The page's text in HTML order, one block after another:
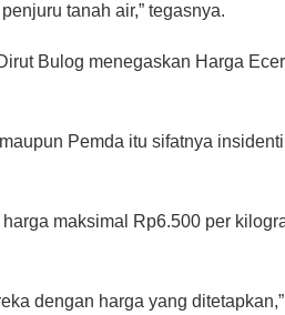
tanah air,” tegasnya.
Bulog menegaskan Harga
Pemda itu sifatnya
maksimal Rp6.500 per
dengan harga yang ditetapkan,”